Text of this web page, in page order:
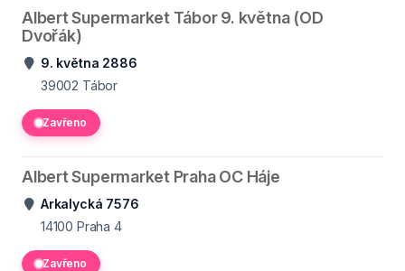
Albert Supermarket Tábor 9. května (OD
Dvořák)
9. května 2886
39002 Tábor
Zavřeno
Albert Supermarket Praha OC Háje
Arkalycká 7576
14100 Praha 4
Zavřeno